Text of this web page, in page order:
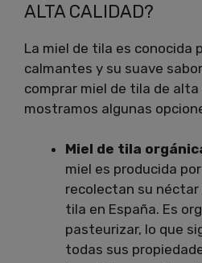
ALTA CALIDAD?
La miel de tila es conocida
calmantes y su suave
comprar miel de tila de
mostramos algunas
Miel de tila
miel es producida
recolectan su néctar
tila en España. Es
pasteurizar, lo que
todas sus